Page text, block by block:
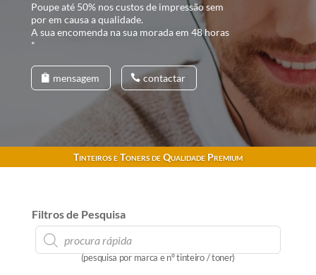
Poupe até 50% nos custos de impressão sem
por em causa a qualidade.
A sua encomenda na sua morada em 48 horas
*
mensagem contactar
Tinteiros e Toners de Qualidade Premium
Filtros de Pesquisa
Products
search
(pesquisa por marca e nº tinteiro / toner)